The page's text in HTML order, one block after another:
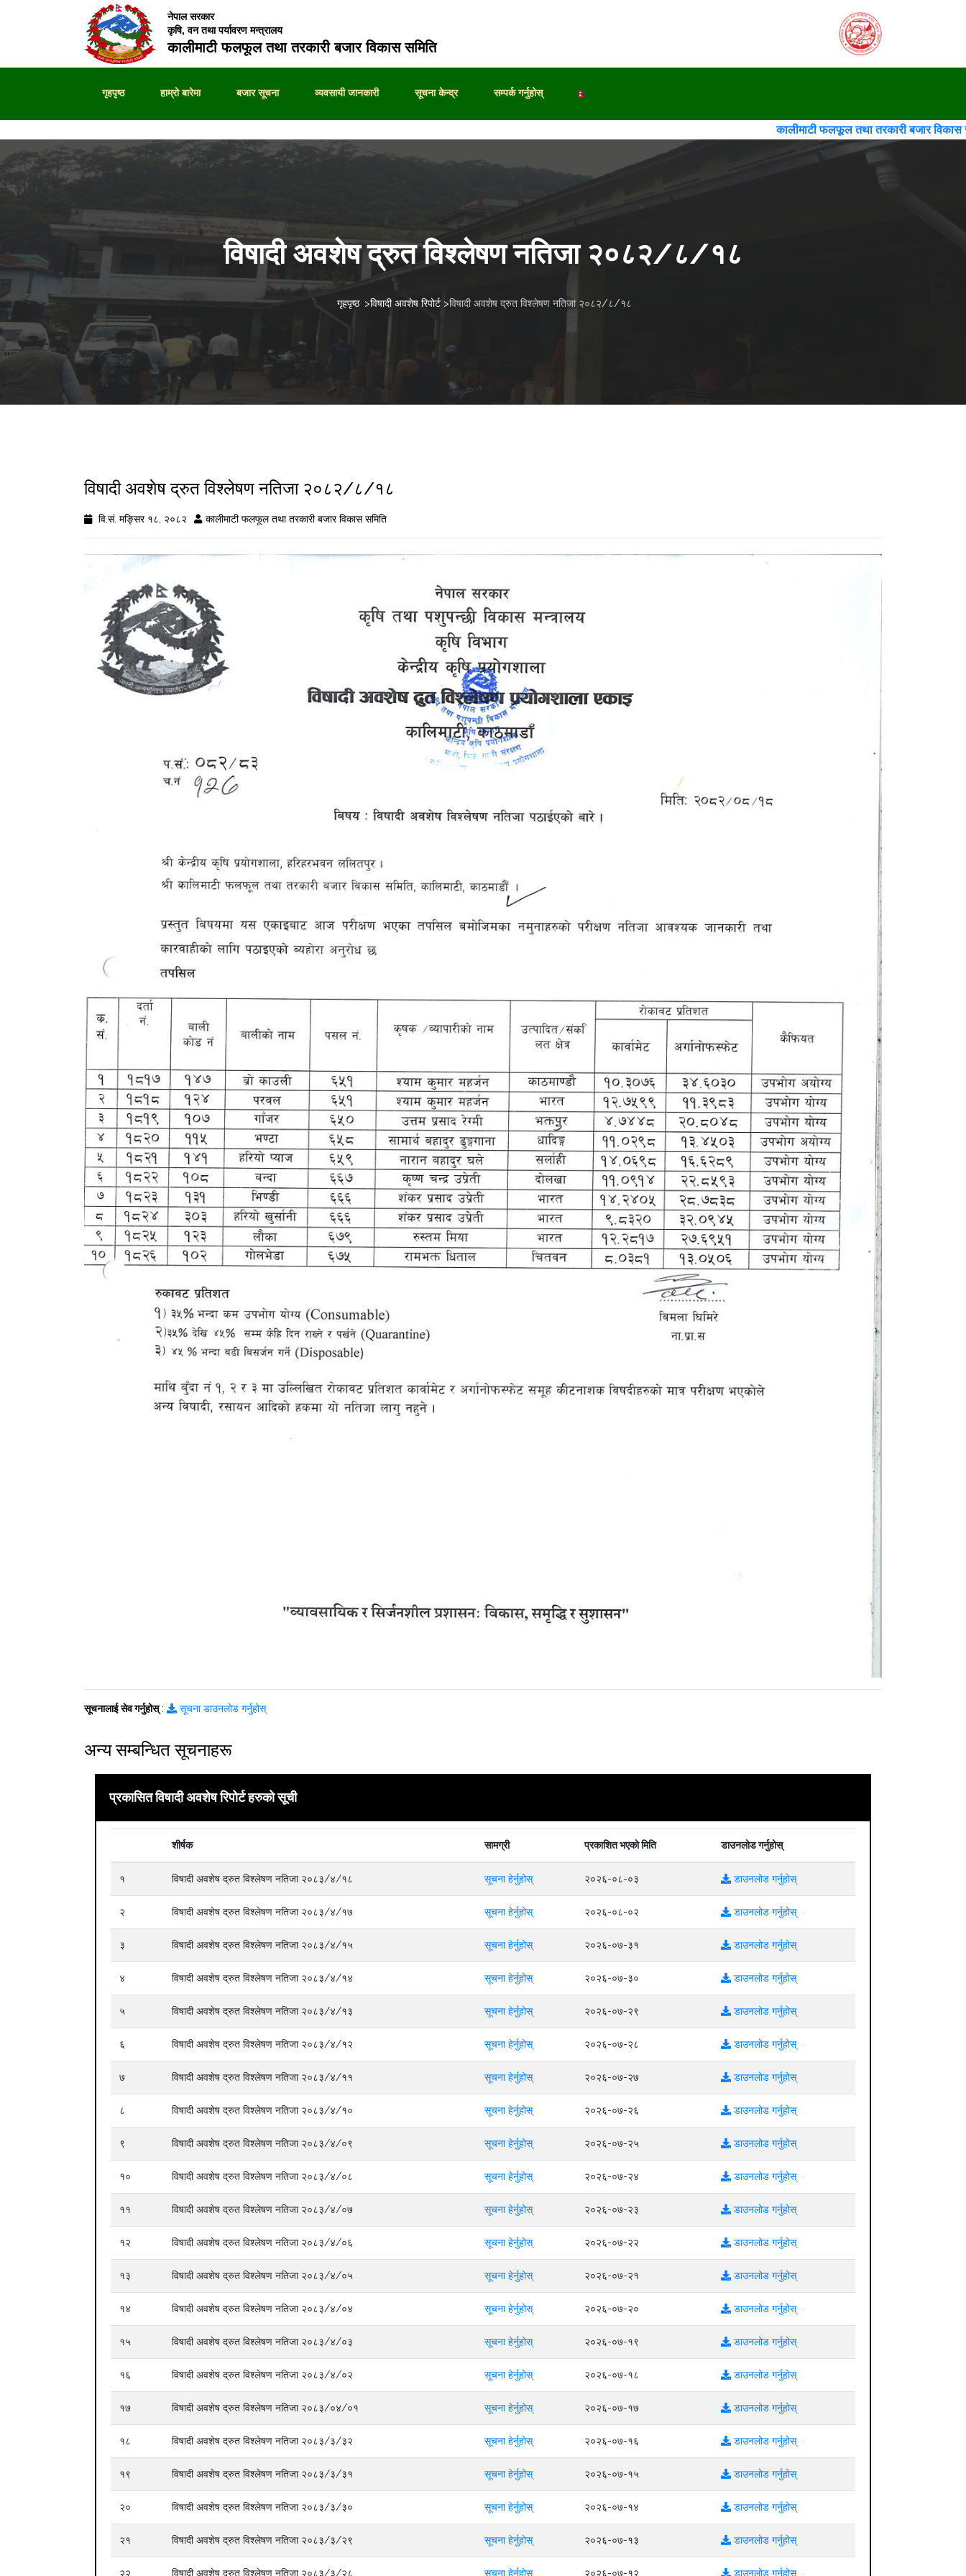
नेपाल सरकार
कृषि, वन तथा पर्यावरण मन्त्रालय
कालीमाटी फलफूल तथा तरकारी बजार विकास समिति
गृहपृष्ठ हाम्रो बारेमा बजार सूचना व्यवसायी जानकारी सूचना केन्द्र सम्पर्क गर्नुहोस्
कालीमाटी फलफूल तथा तरकारी बजार विकास
विषादी अवशेष द्रुत विश्लेषण नतिजा २०८२/८/१८
गृहपृष्ठ >विषादी अवशेष रिपोर्ट>विषादी अवशेष द्रुत विश्लेषण नतिजा २०८२/८/१८
विषादी अवशेष द्रुत विश्लेषण नतिजा २०८२/८/१८
वि.सं. मङ्सिर १८, २०८२ कालीमाटी फलफूल तथा तरकारी बजार विकास समिति
सूचनालाई सेव गर्नुहोस्: सूचना डाउनलोड गर्नुहोस्
अन्य सम्बन्धित सूचनाहरू
प्रकासित विषादी अवशेष रिपोर्ट हरुको सूची
शीर्षक सामग्री प्रकाशित भएको मिति डाउनलोड गर्नुहोस्
१ विषादी अवशेष द्रुत विश्लेषण नतिजा २०८३/४/१८ सूचना हेर्नुहोस् २०२६-०८-०३ डाउनलोड गर्नुहोस्
२ विषादी अवशेष द्रुत विश्लेषण नतिजा २०८३/४/१७ सूचना हेर्नुहोस् २०२६-०८-०२ डाउनलोड गर्नुहोस्
३ विषादी अवशेष द्रुत विश्लेषण नतिजा २०८३/४/१५ सूचना हेर्नुहोस् २०२६-०७-३१ डाउनलोड गर्नुहोस्
४ विषादी अवशेष द्रुत विश्लेषण नतिजा २०८३/४/१४ सूचना हेर्नुहोस् २०२६-०७-३० डाउनलोड गर्नुहोस्
५ विषादी अवशेष द्रुत विश्लेषण नतिजा २०८३/४/१३ सूचना हेर्नुहोस् २०२६-०७-२९ डाउनलोड गर्नुहोस्
६ विषादी अवशेष द्रुत विश्लेषण नतिजा २०८३/४/१२ सूचना हेर्नुहोस् २०२६-०७-२८ डाउनलोड गर्नुहोस्
७ विषादी अवशेष द्रुत विश्लेषण नतिजा २०८३/४/११ सूचना हेर्नुहोस् २०२६-०७-२७ डाउनलोड गर्नुहोस्
८ विषादी अवशेष द्रुत विश्लेषण नतिजा २०८३/४/१० सूचना हेर्नुहोस् २०२६-०७-२६ डाउनलोड गर्नुहोस्
९ विषादी अवशेष द्रुत विश्लेषण नतिजा २०८३/४/०९ सूचना हेर्नुहोस् २०२६-०७-२५ डाउनलोड गर्नुहोस्
१० विषादी अवशेष द्रुत विश्लेषण नतिजा २०८३/४/०८ सूचना हेर्नुहोस् २०२६-०७-२४ डाउनलोड गर्नुहोस्
११ विषादी अवशेष द्रुत विश्लेषण नतिजा २०८३/४/०७ सूचना हेर्नुहोस् २०२६-०७-२३ डाउनलोड गर्नुहोस्
१२ विषादी अवशेष द्रुत विश्लेषण नतिजा २०८३/४/०६ सूचना हेर्नुहोस् २०२६-०७-२२ डाउनलोड गर्नुहोस्
१३ विषादी अवशेष द्रुत विश्लेषण नतिजा २०८३/४/०५ सूचना हेर्नुहोस् २०२६-०७-२१ डाउनलोड गर्नुहोस्
१४ विषादी अवशेष द्रुत विश्लेषण नतिजा २०८३/४/०४ सूचना हेर्नुहोस् २०२६-०७-२० डाउनलोड गर्नुहोस्
१५ विषादी अवशेष द्रुत विश्लेषण नतिजा २०८३/४/०३ सूचना हेर्नुहोस् २०२६-०७-१९ डाउनलोड गर्नुहोस्
१६ विषादी अवशेष द्रुत विश्लेषण नतिजा २०८३/४/०२ सूचना हेर्नुहोस् २०२६-०७-१८ डाउनलोड गर्नुहोस्
१७ विषादी अवशेष द्रुत विश्लेषण नतिजा २०८३/०४/०१ सूचना हेर्नुहोस् २०२६-०७-१७ डाउनलोड गर्नुहोस्
१८ विषादी अवशेष द्रुत विश्लेषण नतिजा २०८३/३/३२ सूचना हेर्नुहोस् २०२६-०७-१६ डाउनलोड गर्नुहोस्
१९ विषादी अवशेष द्रुत विश्लेषण नतिजा २०८३/३/३१ सूचना हेर्नुहोस् २०२६-०७-१५ डाउनलोड गर्नुहोस्
२० विषादी अवशेष द्रुत विश्लेषण नतिजा २०८३/३/३० सूचना हेर्नुहोस् २०२६-०७-१४ डाउनलोड गर्नुहोस्
२१ विषादी अवशेष द्रुत विश्लेषण नतिजा २०८३/३/२९ सूचना हेर्नुहोस् २०२६-०७-१३ डाउनलोड गर्नुहोस्
२२ विषादी अवशेष द्रुत विश्लेषण नतिजा २०८३/३/२८ सूचना हेर्नुहोस् २०२६-०७-१२ डाउनलोड गर्नुहोस्